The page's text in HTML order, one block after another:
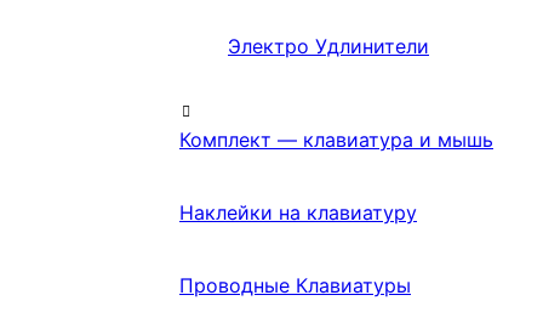
Электро Удлинители
Комплект — клавиатура и мышь
Наклейки на клавиатуру
Проводные Клавиатуры